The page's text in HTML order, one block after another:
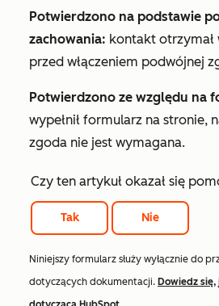
Potwierdzono na podstawie
zachowania: kontakt otrzymał
przed włączeniem podwójnej
Potwierdzono ze względu na
wypełnił formularz na stronie,
zgoda nie jest wymagana.
Czy ten artykuł okazał się
Tak Nie
Niniejszy formularz służy wyłącznie do
dotyczących dokumentacji. Dowiedz